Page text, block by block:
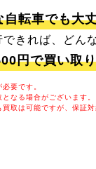
自転車でも大
きれば、どん
円で買い取
要です。
なる場合がございます。
取は可能ですが、保証対